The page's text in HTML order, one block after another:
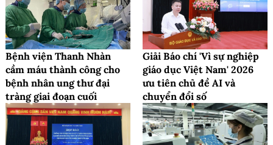
Bệnh viện Thanh Nhàn
cầm máu thành công cho
bệnh nhân ung thư đại
tràng giai đoạn cuối
Giải Báo chí 'Vì sự nghiệp
giáo dục Việt Nam' 2026
ưu tiên chủ đề AI và
chuyển đổi số